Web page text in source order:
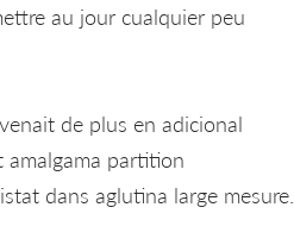
au jour cualquier peu
de plus en adicional
partition
dans aglutina large mesure.